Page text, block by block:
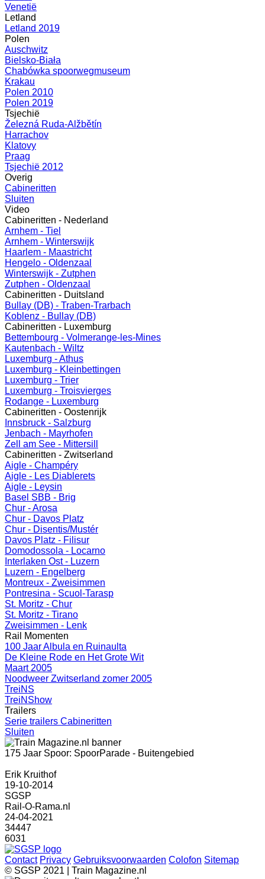
Venetië
Letland
Letland 2019
Polen
Auschwitz
Bielsko-Biała
Chabówka spoorwegmuseum
Krakau
Polen 2010
Polen 2019
Tsjechië
Železná Ruda-Alžbětín
Harrachov
Klatovy
Praag
Tsjechië 2012
Overig
Cabineritten
Sluiten
Video
Cabineritten - Nederland
Arnhem - Tiel
Arnhem - Winterswijk
Haarlem - Maastricht
Hengelo - Oldenzaal
Winterswijk - Zutphen
Zutphen - Oldenzaal
Cabineritten - Duitsland
Bullay (DB) - Traben-Trarbach
Koblenz - Bullay (DB)
Cabineritten - Luxemburg
Bettembourg - Volmerange-les-Mines
Kautenbach - Wiltz
Luxemburg - Athus
Luxemburg - Kleinbettingen
Luxemburg - Trier
Luxemburg - Troisvierges
Rodange - Luxemburg
Cabineritten - Oostenrijk
Innsbruck - Salzburg
Jenbach - Mayrhofen
Zell am See - Mittersill
Cabineritten - Zwitserland
Aigle - Champéry
Aigle - Les Diablerets
Aigle - Leysin
Basel SBB - Brig
Chur - Arosa
Chur - Davos Platz
Chur - Disentis/Mustér
Davos Platz - Filisur
Domodossola - Locarno
Interlaken Ost - Luzern
Luzern - Engelberg
Montreux - Zweisimmen
Pontresina - Scuol-Tarasp
St. Moritz - Chur
St. Moritz - Tirano
Zweisimmen - Lenk
Rail Momenten
100 Jaar Albula en Ruinaulta
De Kleine Rode en Het Grote Wit
Maart 2005
Noodweer Zwitserland zomer 2005
TreiNS
TreiNShow
Trailers
Serie trailers Cabineritten
Sluiten
175 Jaar Spoor: SpoorParade - Buitengebied
Erik Kruithof
19-10-2014
SGSP
Rail-O-Rama.nl
24-04-2021
34447
6031
Contact Privacy Gebruiksvoorwaarden Colofon Sitemap
© SGSP 2021 | Train Magazine.nl